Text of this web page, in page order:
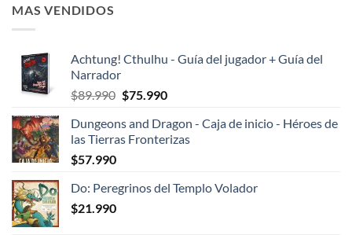
MAS VENDIDOS
Achtung! Cthulhu - Guía del jugador + Guía del
Narrador
$89.990 El
original
era:
$75.990El
actual
es:
Dungeons and Dragon - Caja de inicio - Héroes de
las Tierras Fronterizas
$57.990
Do: Peregrinos del Templo Volador
$21.990